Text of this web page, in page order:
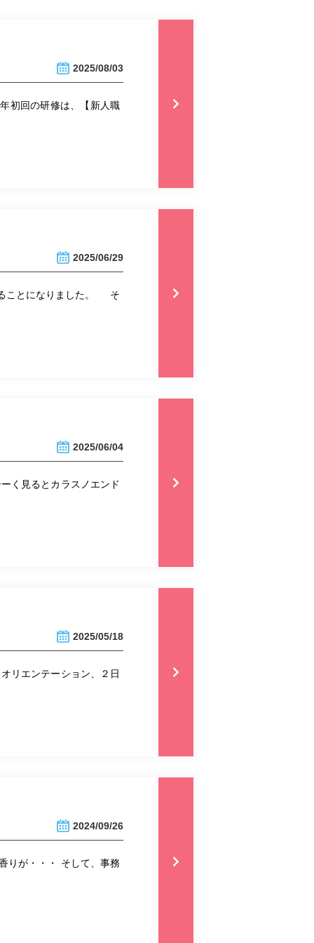
2025/08/03
初回の研修は、【新人職
2025/06/29
ることになりました。 そ
2025/06/04
く見るとカラスノエンド
2025/05/18
リエンテーション、２日
2024/09/26
りが・・・ そして、事務